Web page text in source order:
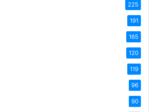
225
191
165
120
119
96
90